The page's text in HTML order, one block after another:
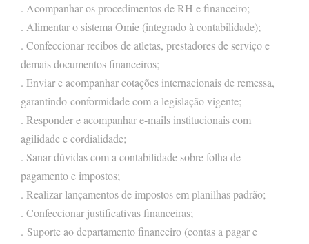
. Acompanhar os procedimentos de RH e financeiro;
. Alimentar o sistema Omie (integrado à contabilidade);
. Confeccionar recibos de atletas, prestadores de serviço e
demais documentos financeiros;
. Enviar e acompanhar cotações internacionais de remessa,
garantindo conformidade com a legislação vigente;
. Responder e acompanhar e-mails institucionais com
agilidade e cordialidade;
. Sanar dúvidas com a contabilidade sobre folha de
pagamento e impostos;
. Realizar lançamentos de impostos em planilhas padrão;
. Confeccionar justificativas financeiras;
. Suporte ao departamento financeiro (contas a pagar e